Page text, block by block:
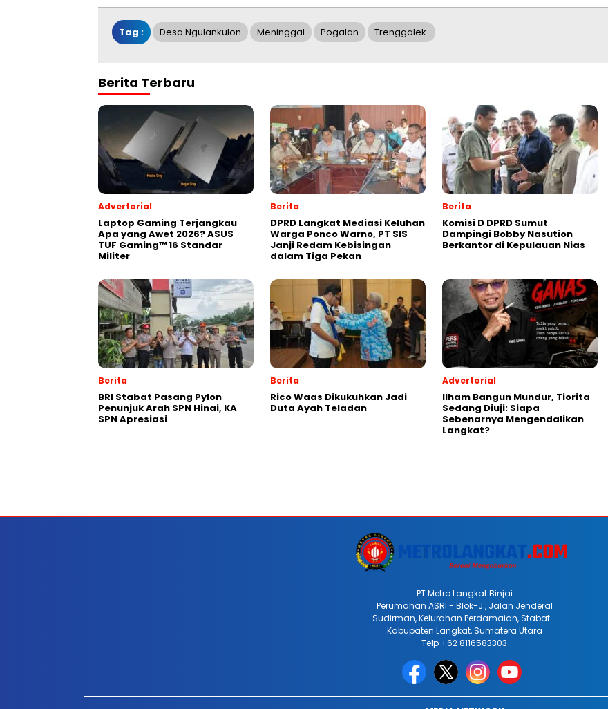
Tag : Desa Ngulankulon Meninggal Pogalan Trenggalek.
Berita Terbaru
Advertorial
Laptop Gaming Terjangkau
Apa yang Awet 2026? ASUS
TUF Gaming™ 16 Standar
Militer
Berita
DPRD Langkat Mediasi Keluhan
Warga Ponco Warno, PT SIS
Janji Redam Kebisingan
dalam Tiga Pekan
Berita
Komisi D DPRD Sumut
Dampingi Bobby Nasution
Berkantor di Kepulauan Nias
Berita
BRI Stabat Pasang Pylon
Penunjuk Arah SPN Hinai, KA
SPN Apresiasi
Berita
Rico Waas Dikukuhkan Jadi
Duta Ayah Teladan
Advertorial
Ilham Bangun Mundur, Tiorita
Sedang Diuji: Siapa
Sebenarnya Mengendalikan
Langkat?
PT Metro Langkat Binjai
Perumahan ASRI - Blok-J , Jalan Jenderal
Sudirman, Kelurahan Perdamaian, Stabat -
Kabupaten Langkat, Sumatera Utara
Telp +62 8116583303